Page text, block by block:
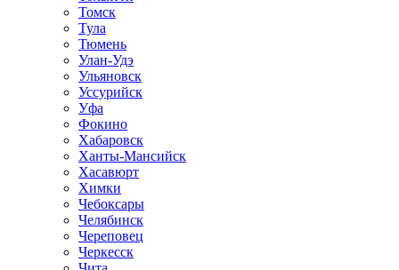
Томск
Тула
Тюмень
Улан-Удэ
Ульяновск
Уссурийск
Уфа
Фокино
Хабаровск
Ханты-Мансийск
Хасавюрт
Химки
Чебоксары
Челябинск
Череповец
Черкесск